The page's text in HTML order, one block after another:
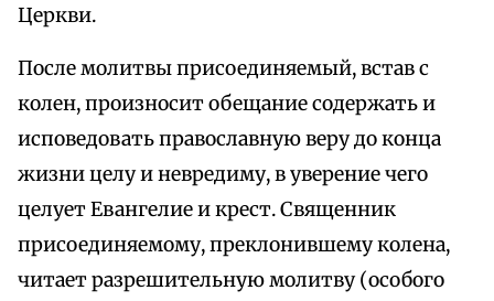
Церкви.
После молитвы присоединяемый, встав с
колен, произносит обещание содержать и
исповедовать православную веру до конца
жизни целу и невредиму, в уверение чего
целует Евангелие и крест. Священник
присоединяемому, преклонившему колена,
читает разрешительную молитву (особого